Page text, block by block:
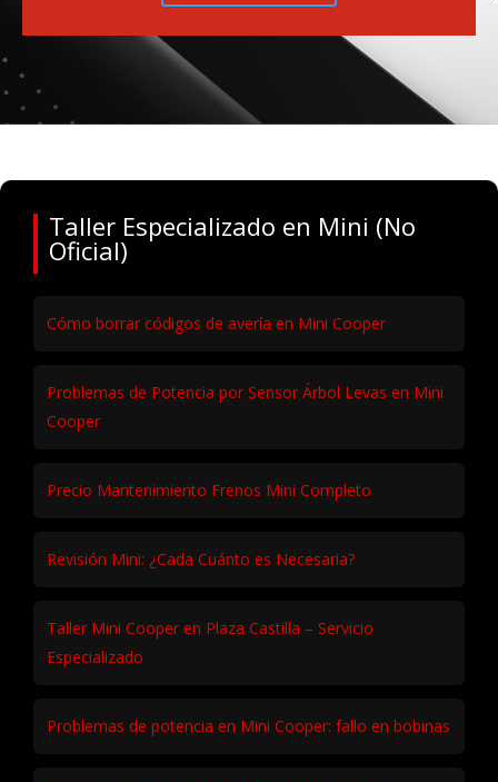
Taller Especializado en Mini (No
Oficial)
Cómo borrar códigos de avería en Mini Cooper
Problemas de Potencia por Sensor Árbol Levas en Mini
Cooper
Precio Mantenimiento Frenos Mini Completo
Revisión Mini: ¿Cada Cuánto es Necesaria?
Taller Mini Cooper en Plaza Castilla – Servicio
Especializado
Problemas de potencia en Mini Cooper: fallo en bobinas